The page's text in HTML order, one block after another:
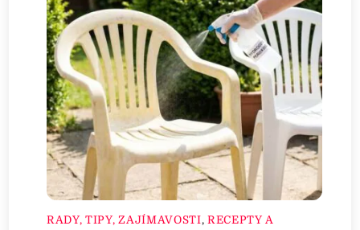
RADY, TIPY, ZAJÍMAVOSTI, RECEPTY A